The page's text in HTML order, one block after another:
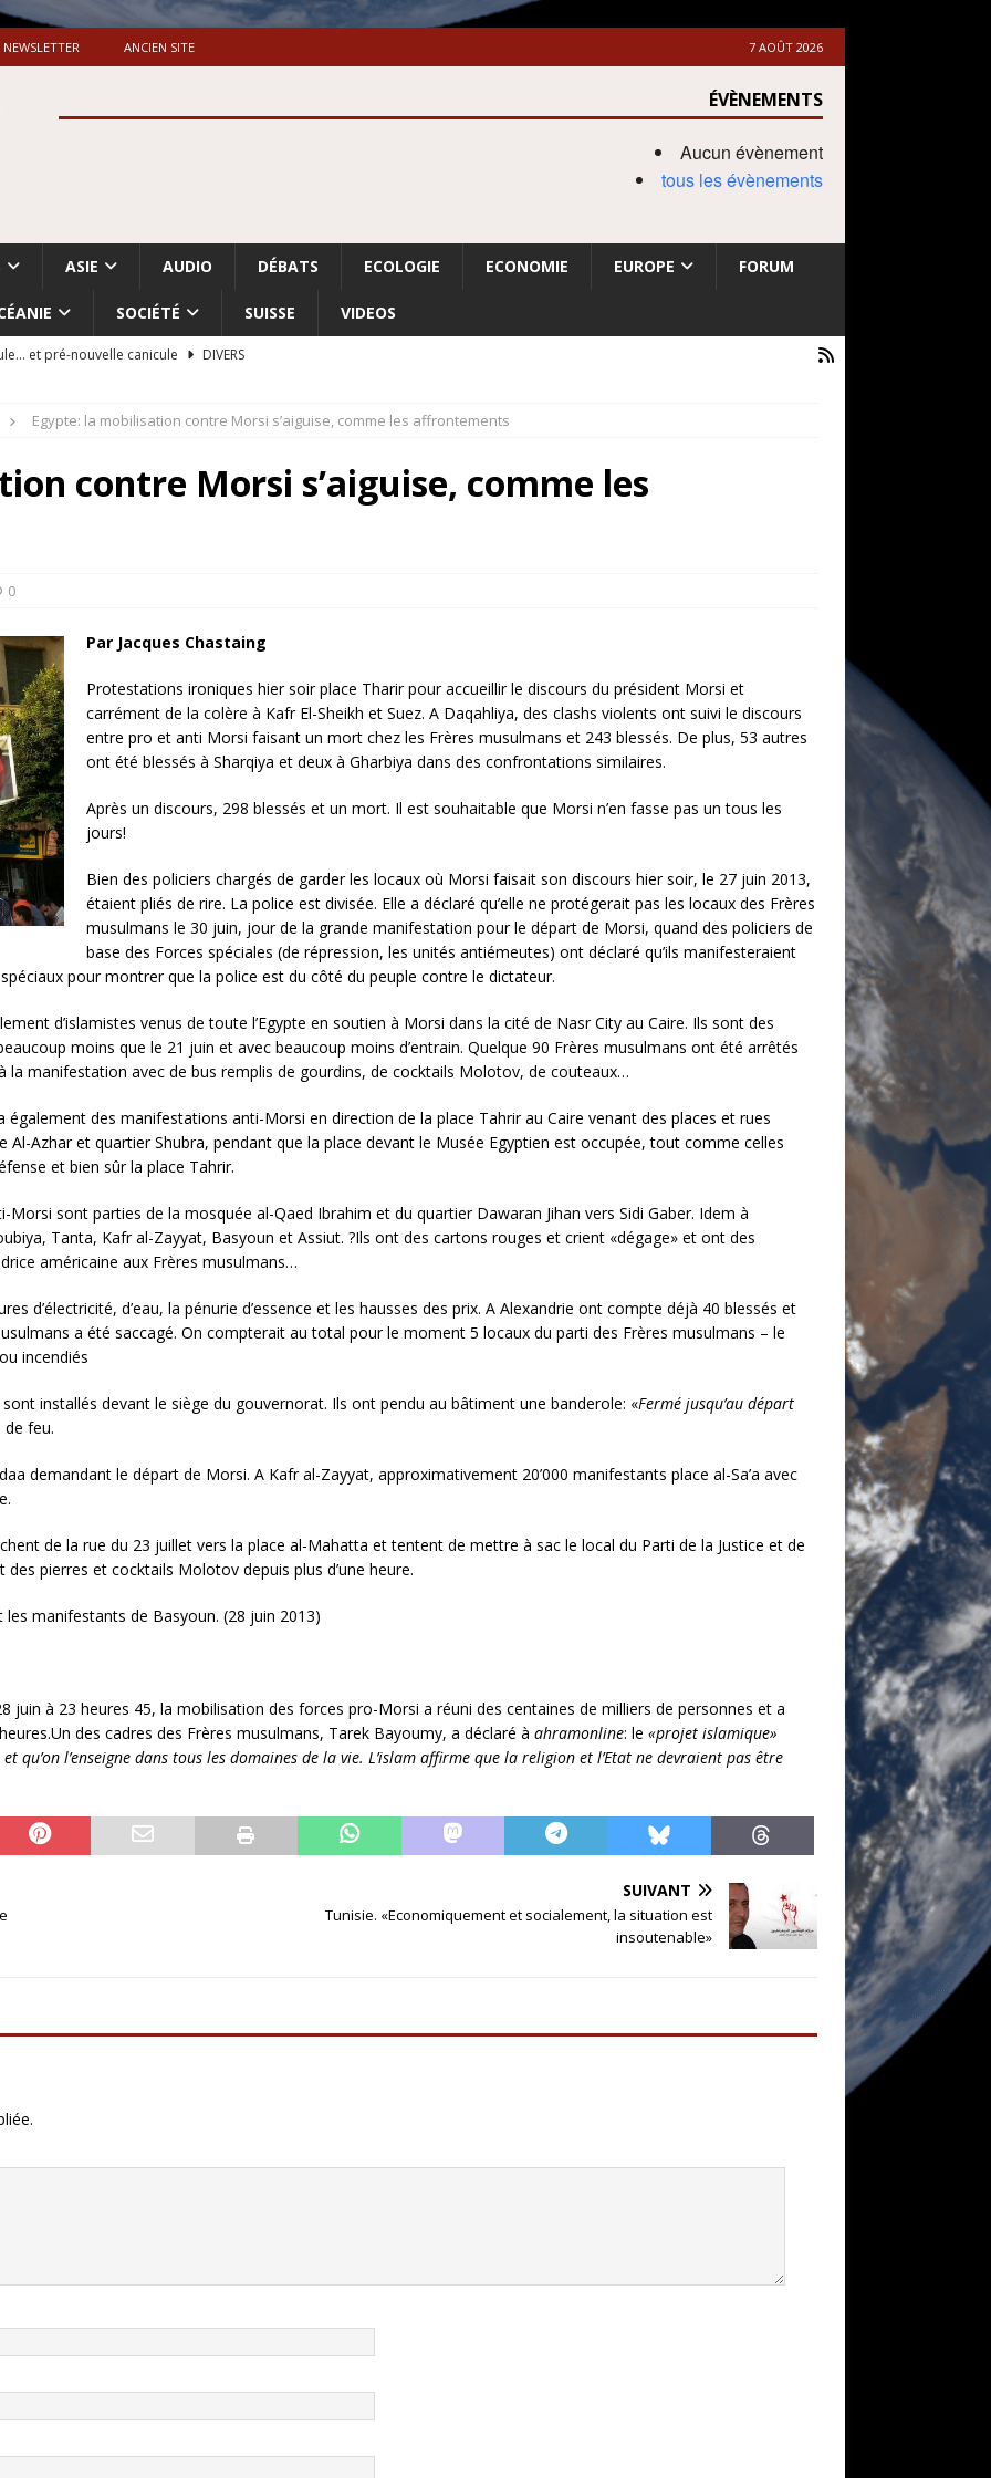
NEWSLETTER ANCIEN SITE 7 AOÛT 2026
ÉVÈNEMENTS
Aucun évènement
tous les évènements
ASIE AUDIO DÉBATS ECOLOGIE ECONOMIE EUROPE FORUM
SOCIÉTÉ SUISSE VIDEOS
et pré-nouvelle canicule
DIVERS
du nettoyage ethnique en Cisjordanie et à Gaza
ISRAËL
sur la “fraude électorale” était une blague de mauvais
militaire
Egypte: la mobilisation contre Morsi s’aiguise, comme les affrontements
contre Morsi s’aiguise, comme les
0
Par Jacques Chastaing
Protestations ironiques hier soir place Tharir pour accueillir le discours du président Morsi et
carrément de la colère à Kafr El-Sheikh et Suez. A Daqahliya, des clashs violents ont suivi le discours
entre pro et anti Morsi faisant un mort chez les Frères musulmans et 243 blessés. De plus, 53 autres
ont été blessés à Sharqiya et deux à Gharbiya dans des confrontations similaires.
Après un discours, 298 blessés et un mort. Il est souhaitable que Morsi n’en fasse pas un tous les
jours!
Bien des policiers chargés de garder les locaux où Morsi faisait son discours hier soir, le 27 juin 2013,
étaient pliés de rire. La police est divisée. Elle a déclaré qu’elle ne protégerait pas les locaux des Frères
musulmans le 30 juin, jour de la grande manifestation pour le départ de Morsi, quand des policiers de
base des Forces spéciales (de répression, les unités antiémeutes) ont déclaré qu’ils manifesteraient
pour montrer que la police est du côté du peuple contre le dictateur.
d’islamistes venus de toute l’Egypte en soutien à Morsi dans la cité de Nasr City au Caire. Ils sont des
moins que le 21 juin et avec beaucoup moins d’entrain. Quelque 90 Frères musulmans ont été arrêtés
la manifestation avec de bus remplis de gourdins, de cocktails Molotov, de couteaux…
également des manifestations anti-Morsi en direction de la place Tahrir au Caire venant des places et rues
Azhar et quartier Shubra, pendant que la place devant le Musée Egyptien est occupée, tout comme celles
et bien sûr la place Tahrir.
sont parties de la mosquée al-Qaed Ibrahim et du quartier Dawaran Jihan vers Sidi Gaber. Idem à
Tanta, Kafr al-Zayyat, Basyoun et Assiut. ?Ils ont des cartons rouges et crient «dégage» et ont des
américaine aux Frères musulmans…
d’électricité, d’eau, la pénurie d’essence et les hausses des prix. A Alexandrie ont compte déjà 40 blessés et
a été saccagé. On compterait au total pour le moment 5 locaux du parti des Frères musulmans – le
incendiés
installés devant le siège du gouvernorat. Ils ont pendu au bâtiment une banderole: «Fermé jusqu’au départ
de feu.
demandant le départ de Morsi. A Kafr al-Zayyat, approximativement 20’000 manifestants place al-Sa’a avec
de la rue du 23 juillet vers la place al-Mahatta et tentent de mettre à sac le local du Parti de la Justice et de
pierres et cocktails Molotov depuis plus d’une heure.
manifestants de Basyoun. (28 juin 2013)
juin à 23 heures 45, la mobilisation des forces pro-Morsi a réuni des centaines de milliers de personnes et a
des cadres des Frères musulmans, Tarek Bayoumy, a déclaré à ahramonline: le «projet islamique»
qu’on l’enseigne dans tous les domaines de la vie. L’islam affirme que la religion et l’Etat ne devraient pas être
SUIVANT
Tunisie. «Economiquement et socialement, la situation est
insoutenable»